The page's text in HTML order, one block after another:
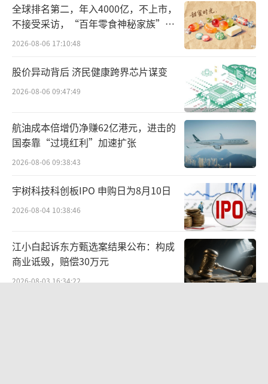
营医院的第一台“达芬奇机器人”。
不过，投资民营医院的弊端很快显现出
来。2018年，复星医药当年亏损1.76亿元，复
星医药解释是和睦家医院在上海浦东、广州及
北京新院建设的前期投入导致了经营亏损。201
9年7月，复星医药向新风天域出售和睦家医院
的股权，获得投资收益近17.5亿元。和睦家医
院借壳“新风医疗”在美股上市。
复星医药的出手时间点真的非常及时。202
0年新冠疫情来袭，和睦家首当其冲，陷入亏
损。2021年，复星医药想起了处于低谷的和睦
家医疗，再度将和睦家医院私有化，直到这次
出售。
全球排名第二，年入4000亿，不上市，
不接受采访，“百年零食神秘家族”浮
出水面？
2026-08-06 17:10:48
股价异动背后 济民健康跨界芯片谋变
2026-08-06 09:47:49
航油成本倍增仍净赚62亿港元，进击的
国泰靠“过境红利”加速扩张
2026-08-06 09:38:43
宇树科技科创板IPO 申购日为8月10日
2026-08-04 10:38:46
江小白起诉东方甄选案结果公布：构成
商业诋毁，赔偿30万元
2026-08-03 16:34:22